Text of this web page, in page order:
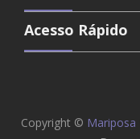
Acesso Rápido
Copyright © Mariposa